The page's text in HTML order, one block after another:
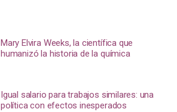
Mary Elvira Weeks, la científica que
humanizó la historia de la química
Igual salario para trabajos similares: una
política con efectos inesperados